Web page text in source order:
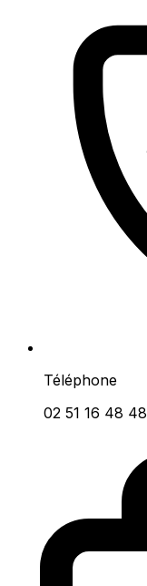
Téléphone
02 51 16 48 48